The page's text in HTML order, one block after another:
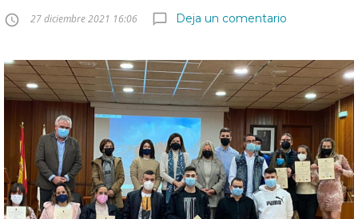
access_time 27 diciembre 2021 16:06 chat_bubble_outline Deja un comentario